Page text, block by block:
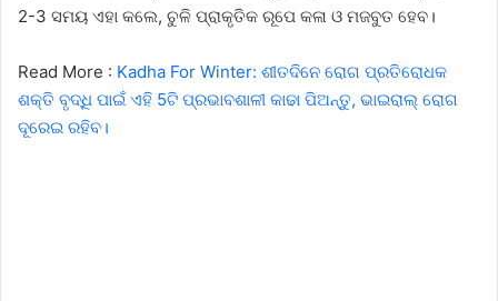
2-3 ସମୟ ଏହା କଲେ, ଚୁଳି ପ୍ରାକୃତିକ ରୂପେ କଳା ଓ ମଜବୁତ ହେବ।
Read More : Kadha For Winter: ଶୀତଦିନେ ରୋଗ ପ୍ରତିରୋଧକ
ଶକ୍ତି ବୃଦ୍ଧି ପାଇଁ ଏହି 5ଟି ପ୍ରଭାବଶାଳୀ କାଢା ପିଅନ୍ତୁ, ଭାଇରାଲ୍ ରୋଗ
ଦୂରେଇ ରହିବ।